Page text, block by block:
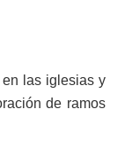
las iglesias y
de ramos